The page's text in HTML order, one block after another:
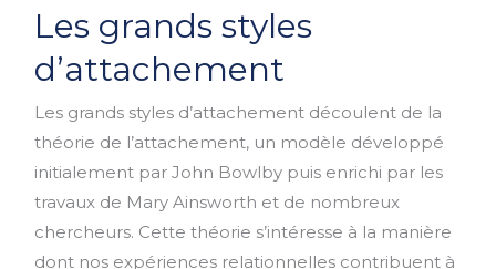
Les grands styles
d’attachement
Les grands styles d’attachement découlent de la
théorie de l’attachement, un modèle développé
initialement par John Bowlby puis enrichi par les
travaux de Mary Ainsworth et de nombreux
chercheurs. Cette théorie s’intéresse à la manière
dont nos expériences relationnelles contribuent à
grands
styles
d’attachement